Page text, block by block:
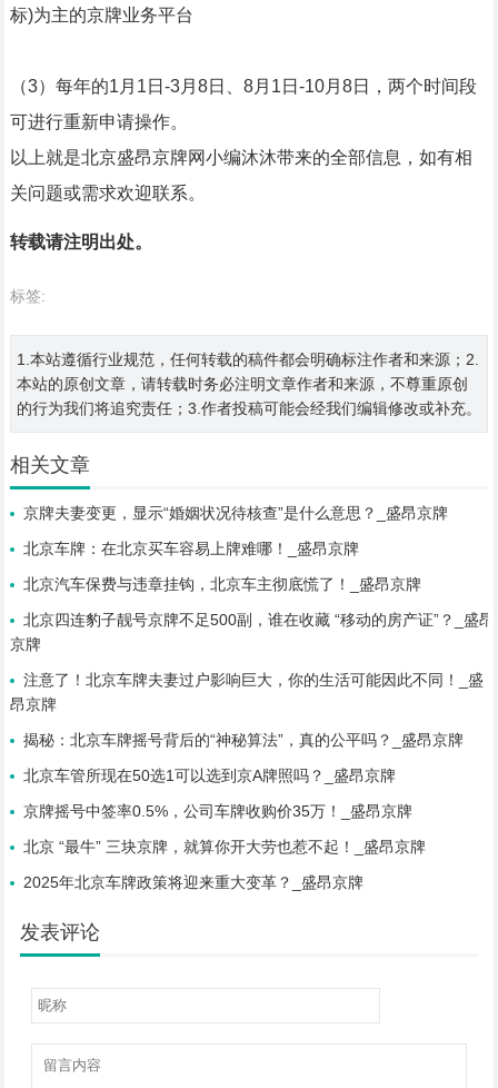
标)为主的京牌业务平台
（3）每年的1月1日-3月8日、8月1日-10月8日，两个时间段
可进行重新申请操作。
以上就是北京盛昂京牌网小编沐沐带来的全部信息，如有相
关问题或需求欢迎联系。
转载请注明出处。
标签:
1.本站遵循行业规范，任何转载的稿件都会明确标注作者和来源；2.
本站的原创文章，请转载时务必注明文章作者和来源，不尊重原创
的行为我们将追究责任；3.作者投稿可能会经我们编辑修改或补充。
相关文章
京牌夫妻变更，显示“婚姻状况待核查”是什么意思？_盛昂京牌
北京车牌：在北京买车容易上牌难哪！_盛昂京牌
北京汽车保费与违章挂钩，北京车主彻底慌了！_盛昂京牌
北京四连豹子靓号京牌不足500副，谁在收藏 “移动的房产证”？_盛昂
京牌
注意了！北京车牌夫妻过户影响巨大，你的生活可能因此不同！_盛
昂京牌
揭秘：北京车牌摇号背后的“神秘算法”，真的公平吗？_盛昂京牌
北京车管所现在50选1可以选到京A牌照吗？_盛昂京牌
京牌摇号中签率0.5%，公司车牌收购价35万！_盛昂京牌
北京 “最牛” 三块京牌，就算你开大劳也惹不起！_盛昂京牌
2025年北京车牌政策将迎来重大变革？_盛昂京牌
发表评论